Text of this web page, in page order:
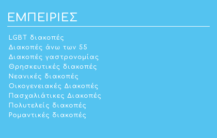
ΕΜΠΕΙΡΊΕΣ
LGBT διακοπές
Διακοπές άνω των 55
Διακοπές γαστρονομίας
Θρησκευτικές διακοπές
Νεανικές διακοπές
Οικογενειακές Διακοπές
Πασχαλιάτικες Διακοπές
Πολυτελείς διακοπές
Ρομαντικές διακοπές